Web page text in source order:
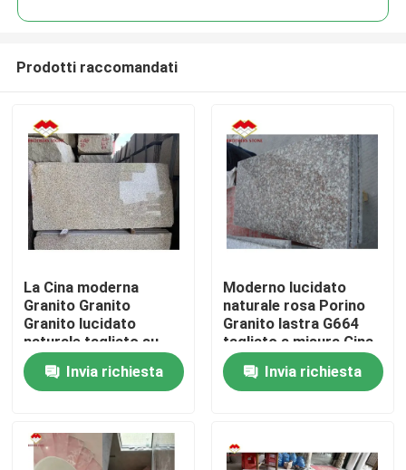
Casa.
Su di noi
Prodotti raccomandati
La Cina moderna
Granito Granito
Granito lucidato
naturale tagliato su
misura Cina rosa
porno rosa Granito
Invia richiesta
Moderno lucidato
naturale rosa Porino
Granito lastra G664
tagliato a misura Cina
rosa porno Rosa
PrezziInvia richiesta